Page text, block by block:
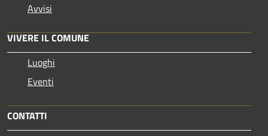
Avvisi
VIVERE IL COMUNE
Luoghi
Eventi
CONTATTI